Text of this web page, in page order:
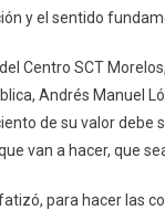
y el sentido
Centro SCT
Andrés Manuel
de su valor debe
van a hacer, que
para hacer las